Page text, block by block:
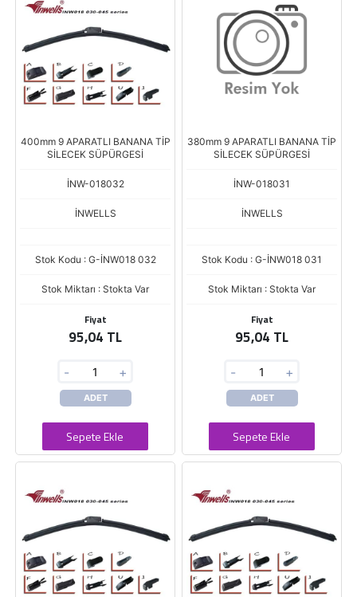
400mm 9 APARATLI BANANA TİP
SİLECEK SÜPÜRGESİ
İNW-018032
İNWELLS
Stok Kodu : G-İNW018 032
Stok Miktarı : Stokta Var
Fiyat
95,04 TL
- +
ADET
Sepete Ekle
380mm 9 APARATLI BANANA TİP
SİLECEK SÜPÜRGESİ
İNW-018031
İNWELLS
Stok Kodu : G-İNW018 031
Stok Miktarı : Stokta Var
Fiyat
95,04 TL
- +
ADET
Sepete Ekle